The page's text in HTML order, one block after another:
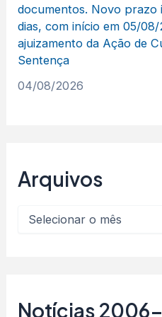
documentos. Novo prazo
dias, com início em 05/
ajuizamento da Ação de
Sentença
04/08/2026
Arquivos
Notícias